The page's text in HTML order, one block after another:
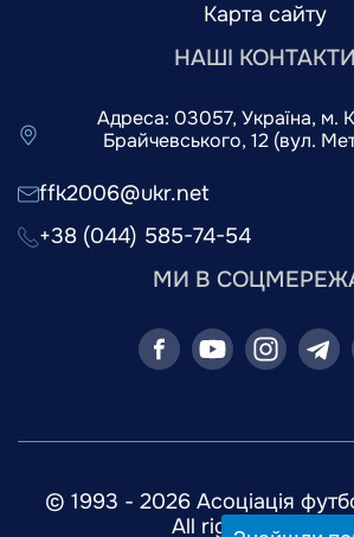
Карта сайту
НАШІ КОНТАКТИ
Адреса: 03057, Україна, м.
Брайчевського, 12 (вул.
ffk2006@ukr.net
+38 (044) 585-74-54
МИ В
© 1993 - 2026 Асоціація
All rights reserved.